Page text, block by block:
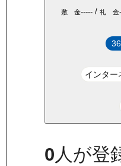
敷 金-----/ 礼 金
インター
0 人が登